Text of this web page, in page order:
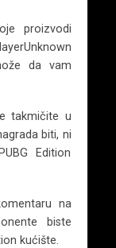
proizvodi
da vam
takmičite u
biti, ni
Edition
na
biste
kućište.